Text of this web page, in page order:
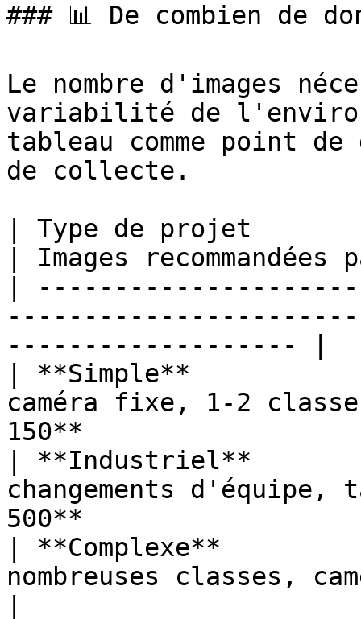
### 📊 De combien de
Le nombre d'images
variabilité de
tableau comme point
de collecte.
| Type de projet
| Images
|
------------------- |
| **Simple**
caméra fixe, 1-2
150**
| **Industriel**
changements
500**
| **Complexe**
nombreuses classes,